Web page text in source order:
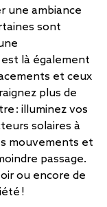
une ambiance
sont
est là également
et ceux
plus de
: illuminez vos
solaires à
mouvements et
passage.
ou encore de
!